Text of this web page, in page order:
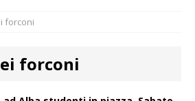
forconi
forconi